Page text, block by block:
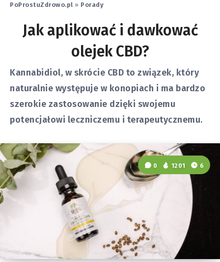
PoProstuZdrowo.pl » Porady
Jak aplikować i dawkować
olejek CBD?
Kannabidiol, w skrócie CBD to związek, który
naturalnie występuje w konopiach i ma bardzo
szerokie zastosowanie dzięki swojemu
potencjałowi leczniczemu i terapeutycznemu.
0 1201 6